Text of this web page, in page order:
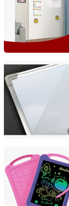
Shanghai,
Mitechnic Co., Ltd
Hongkong,
Ningbo Gusta
Zhejiang,